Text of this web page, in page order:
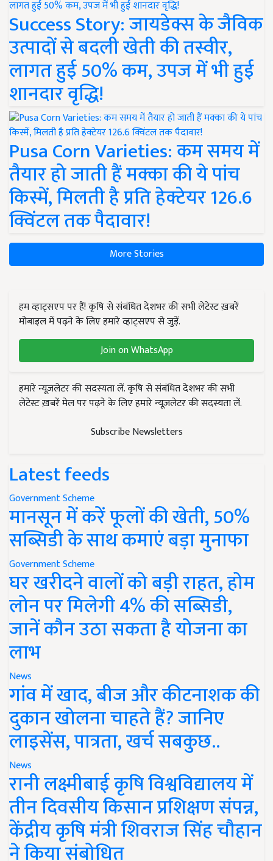
Success Story: जायडेक्स के जैविक
उत्पादों से बदली खेती की तस्वीर,
लागत हुई 50% कम, उपज में भी हुई
शानदार वृद्धि!
Pusa Corn Varieties: कम समय में
तैयार हो जाती हैं मक्का की ये पांच
किस्में, मिलती है प्रति हेक्टेयर 126.6
क्विंटल तक पैदावार!
More Stories
हम व्हाट्सएप पर हैं! कृषि से संबंधित देशभर की सभी लेटेस्ट ख़बरें
मोबाइल में पढ़ने के लिए हमारे व्हाट्सएप से जुड़ें.
Join on WhatsApp
हमारे न्यूज़लेटर की सदस्यता लें. कृषि से संबंधित देशभर की सभी
लेटेस्ट ख़बरें मेल पर पढ़ने के लिए हमारे न्यूज़लेटर की सदस्यता लें.
Subscribe Newsletters
Latest feeds
Government Scheme
मानसून में करें फूलों की खेती, 50%
सब्सिडी के साथ कमाएं बड़ा मुनाफा
Government Scheme
घर खरीदने वालों को बड़ी राहत, होम
लोन पर मिलेगी 4% की सब्सिडी,
जानें कौन उठा सकता है योजना का
लाभ
News
गांव में खाद, बीज और कीटनाशक की
दुकान खोलना चाहते हैं? जानिए
लाइसेंस, पात्रता, खर्च सबकुछ..
News
रानी लक्ष्मीबाई कृषि विश्वविद्यालय में
तीन दिवसीय किसान प्रशिक्षण संपन्न,
केंद्रीय कृषि मंत्री शिवराज सिंह चौहान
ने किया संबोधित